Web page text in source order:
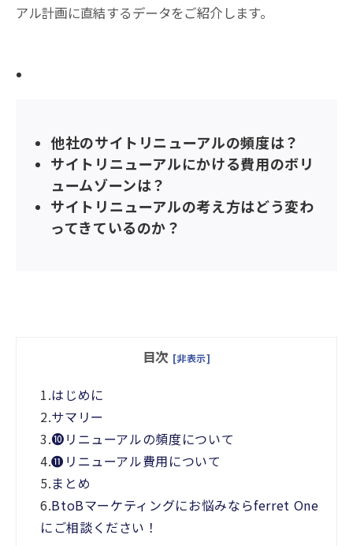
アル計画に直結するデータをご紹介します。
他社のサイトリニューアルの頻度は？
サイトリニューアルにかける費用のボリ
ュームゾーンは？
サイトリニューアルの考え方はどう変わ
ってきているのか？
目次 [非表示]
1.はじめに
2.サマリー
3.❿リニューアルの頻度について
4.⓫リニューアル費用について
5.まとめ
6.BtoBマーケティングにお悩みならferret One
にご相談ください！